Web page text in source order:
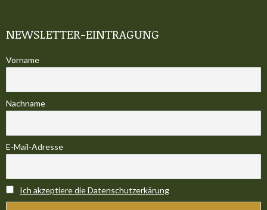
NEWSLETTER-EINTRAGUNG
Vorname
Nachname
E-Mail-Adresse
Ich akzeptiere die Datenschutzerkärung